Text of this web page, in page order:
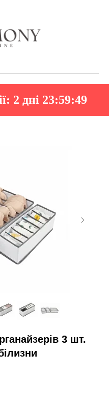
2 дні 23:59:48
3 шт.